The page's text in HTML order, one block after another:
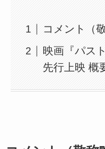
コメント（
映画『パス
先行上映 概